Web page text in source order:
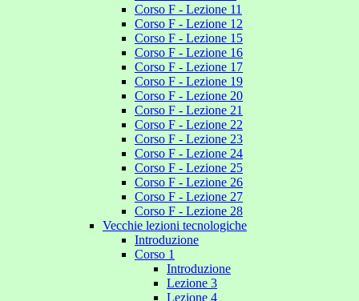
Corso F - Lezione 11
Corso F - Lezione 12
Corso F - Lezione 15
Corso F - Lezione 16
Corso F - Lezione 17
Corso F - Lezione 19
Corso F - Lezione 20
Corso F - Lezione 21
Corso F - Lezione 22
Corso F - Lezione 23
Corso F - Lezione 24
Corso F - Lezione 25
Corso F - Lezione 26
Corso F - Lezione 27
Corso F - Lezione 28
Vecchie lezioni tecnologiche
Introduzione
Corso 1
Introduzione
Lezione 3
Lezione 4